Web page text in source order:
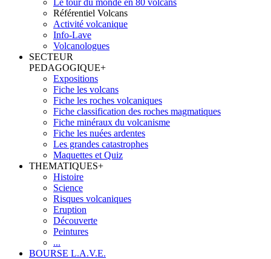
Le tour du monde en 80 volcans
Référentiel Volcans
Activité volcanique
Info-Lave
Volcanologues
SECTEUR
PEDAGOGIQUE+
Expositions
Fiche les volcans
Fiche les roches volcaniques
Fiche classification des roches magmatiques
Fiche minéraux du volcanisme
Fiche les nuées ardentes
Les grandes catastrophes
Maquettes et Quiz
THEMATIQUES+
Histoire
Science
Risques volcaniques
Eruption
Découverte
Peintures
...
BOURSE L.A.V.E.